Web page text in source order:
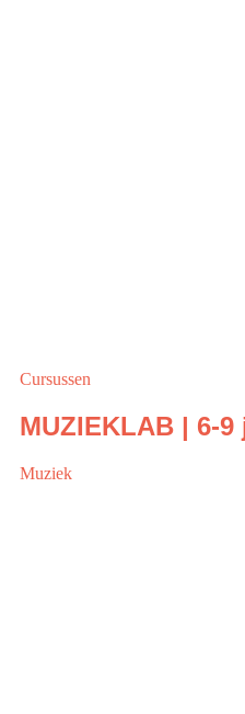
Cursussen
MUZIEKLAB | 6-9
Muziek